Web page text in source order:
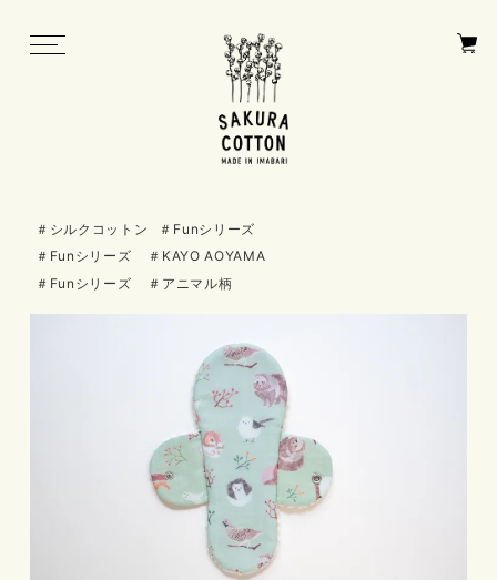
toggle
＃シルクコットン
＃Funシリーズ
＃Funシリーズ
＃KAYO AOYAMA
＃Funシリーズ
＃アニマル柄